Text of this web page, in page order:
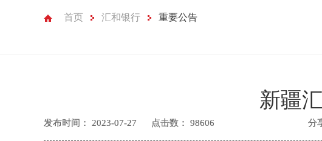
首页 汇和银行 重要公告
新疆
发布时间： 2023-07-27 点击数： 98606 分